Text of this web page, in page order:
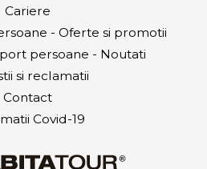
Cariere
- Oferte si promotii
persoane - Noutati
si reclamatii
Contact
Covid-19